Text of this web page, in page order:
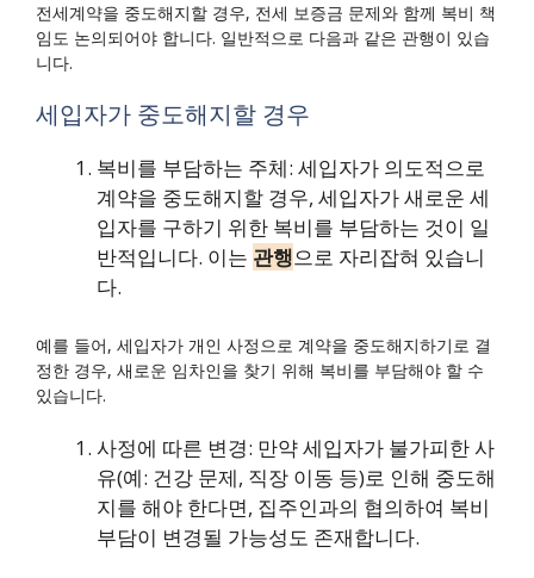
전세계약을 중도해지할 경우, 전세 보증금 문제와 함께 복비 책
임도 논의되어야 합니다. 일반적으로 다음과 같은 관행이 있습
니다.
세입자가 중도해지할 경우
복비를 부담하는 주체: 세입자가 의도적으로
계약을 중도해지할 경우, 세입자가 새로운 세
입자를 구하기 위한 복비를 부담하는 것이 일
반적입니다. 이는 관행으로 자리잡혀 있습니
다.
예를 들어, 세입자가 개인 사정으로 계약을 중도해지하기로 결
정한 경우, 새로운 임차인을 찾기 위해 복비를 부담해야 할 수
있습니다.
사정에 따른 변경: 만약 세입자가 불가피한 사
유(예: 건강 문제, 직장 이동 등)로 인해 중도해
지를 해야 한다면, 집주인과의 협의하여 복비
부담이 변경될 가능성도 존재합니다.